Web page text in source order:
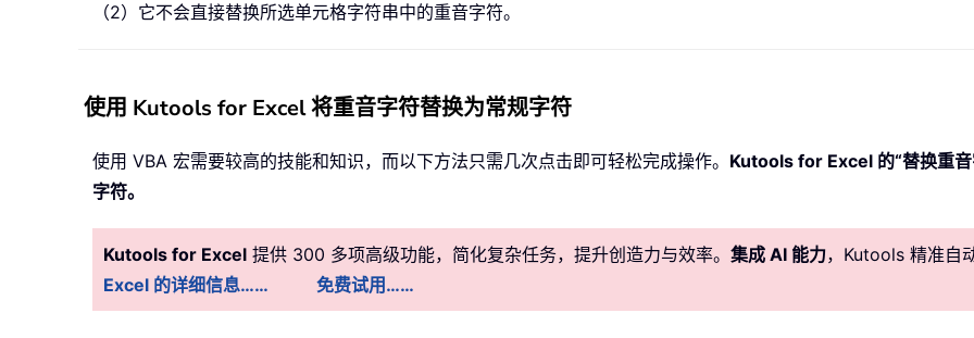
（2）它不会直接替换所选单元格字符串中的重音字符。
使用 Kutools for Excel 将重音字符替换为常规字符
使用 VBA 宏需要较高的技能和知识，而以下方法只需几次点击即可轻松完成操作。 Kutools for Excel 的“替换重
字符。
Kutools for Excel 提供 300 多项高级功能，简化复杂任务，提升创造力与效率。 集成 AI 能力，Kutools 精准自
Excel 的详细信息……
免费试用……